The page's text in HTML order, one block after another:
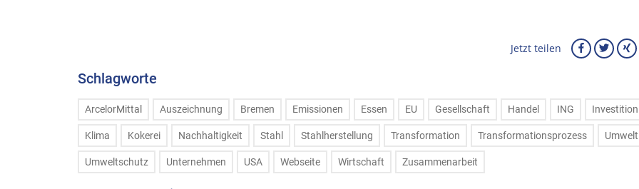
Jetzt teilen
Schlagworte
ArcelorMittal Auszeichnung Bremen Emissionen Essen EU Gesellschaft Handel ING Investition
Klima Kokerei Nachhaltigkeit Stahl Stahlherstellung Transformation Transformationsprozess Umwelt
Umweltschutz Unternehmen USA Webseite Wirtschaft Zusammenarbeit